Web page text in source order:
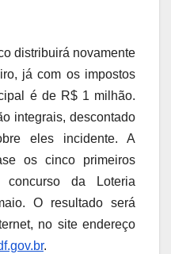
distribuirá novamente
já com os impostos
é de R$ 1 milhão.
integrais, descontado
eles incidente. A
os cinco primeiros
concurso da Loteria
O resultado será
no site endereço
.